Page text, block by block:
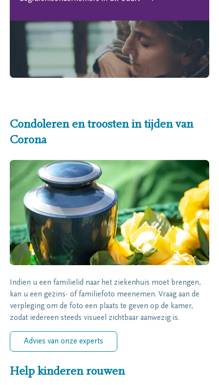
Condoleren en troosten in tijden van
Corona
Indien u een familielid naar het ziekenhuis moet brengen,
kan u een gezins- of familiefoto meenemen. Vraag aan de
verpleging om de foto een plaats te geven op de kamer,
zodat iedereen steeds visueel zichtbaar aanwezig is.
Advies van onze experts
Help kinderen rouwen